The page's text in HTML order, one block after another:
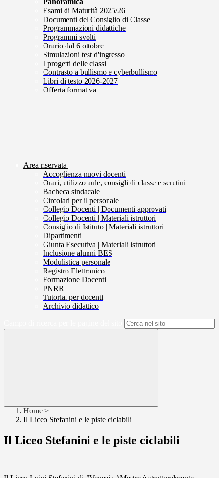
Panoramica
Esami di Maturità 2025/26
Documenti del Consiglio di Classe
Programmazioni didattiche
Programmi svolti
Orario dal 6 ottobre
Simulazioni test d'ingresso
I progetti delle classi
Contrasto a bullismo e cyberbullismo
Libri di testo 2026-2027
Offerta formativa
Area riservata
Accoglienza nuovi docenti
Orari, utilizzo aule, consigli di classe e scrutini
Bacheca sindacale
Circolari per il personale
Collegio Docenti | Documenti approvati
Collegio Docenti | Materiali istruttori
Consiglio di Istituto | Materiali istruttori
Dipartimenti
Giunta Esecutiva | Materiali istruttori
Inclusione alunni BES
Modulistica personale
Registro Elettronico
Formazione Docenti
PNRR
Tutorial per docenti
Archivio didattico
Home >
Il Liceo Stefanini e le piste ciclabili
Il Liceo Stefanini e le piste ciclabili